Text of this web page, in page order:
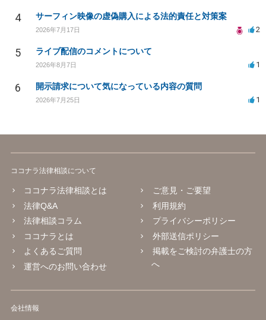
4 サーフィン映像の虚偽購入による法的責任と対策案
2026年7月17日 2
5 ライブ配信のコメントについて
2026年8月7日 1
6 開示請求について気になっている内容の質問
2026年7月25日 1
ココナラ法律相談について
ココナラ法律相談とは
法律Q&A
法律相談コラム
ココナラとは
よくあるご質問
運営へのお問い合わせ
ご意見・ご要望
利用規約
プライバシーポリシー
外部送信ポリシー
掲載をご検討の弁護士の方
へ
会社情報